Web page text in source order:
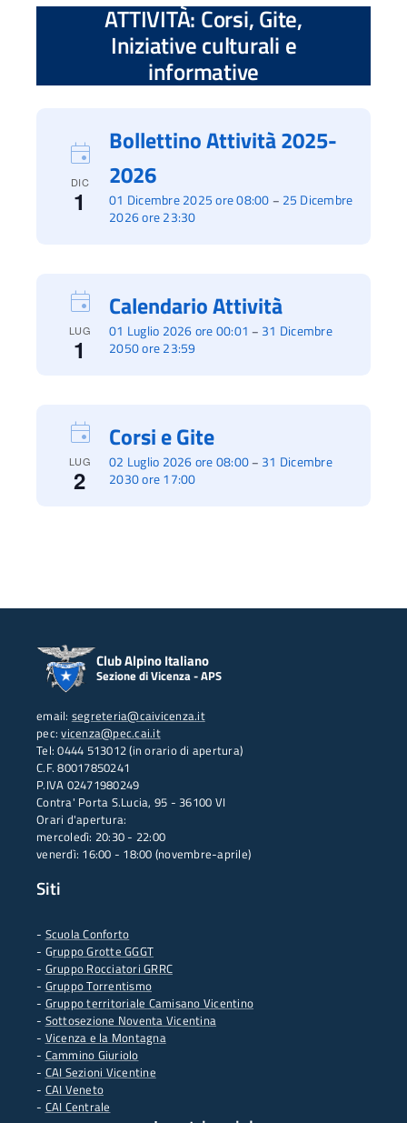
ATTIVITÀ: Corsi, Gite,
Iniziative culturali e
informative
DIC
1 01 Dicembre 2025 ore 08:00 – 25 Dicembre
2026 ore 23:30
Bollettino Attività 2025-
2026
LUG
1
01 Luglio 2026 ore 00:01 – 31 Dicembre
2050 ore 23:59
Calendario Attività
LUG
2
02 Luglio 2026 ore 08:00– 31 Dicembre
2030 ore 17:00
Corsi e Gite
Club Alpino Italiano
Sezione di Vicenza - APS
email: segreteria@caivicenza.it
pec:vicenza@pec.cai.it
Tel: 0444 513012 (in orario di apertura)
C.F. 80017850241
P.IVA 02471980249
Contra' Porta S.Lucia, 95 - 36100 VI
Orari d'apertura:
mercoledì: 20:30 - 22:00
venerdì: 16:00 - 18:00 (novembre-aprile)
Siti
- Scuola Conforto
- Gruppo Grotte GGGT
- Gruppo Rocciatori GRRC
- Gruppo Torrentismo
- Gruppo territoriale Camisano Vicentino
- Sottosezione Noventa Vicentina
- Vicenza e la Montagna
- Cammino Giuriolo
- CAI Sezioni Vicentine
- CAI Veneto
- CAI Centrale